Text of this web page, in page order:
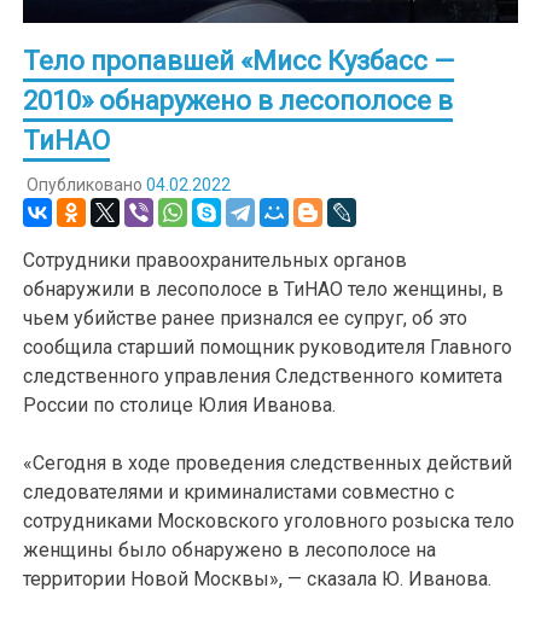
Тело пропавшей «Мисс Кузбасс —
2010» обнаружено в лесополосе в
ТиНАО
Опубликовано 04.02.2022
Сотрудники правоохранительных органов
обнаружили в лесополосе в ТиНАО тело женщины, в
чьем убийстве ранее признался ее супруг, об это
сообщила старший помощник руководителя Главного
следственного управления Следственного комитета
России по столице Юлия Иванова.
«Сегодня в ходе проведения следственных действий
следователями и криминалистами совместно с
сотрудниками Московского уголовного розыска тело
женщины было обнаружено в лесополосе на
территории Новой Москвы», — сказала Ю. Иванова.